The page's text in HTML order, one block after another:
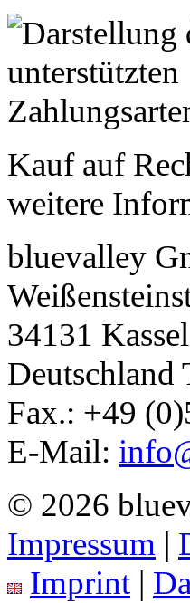
Kauf auf
weitere
bluevalley
34131 Kassel
Deutschland
Fax.: +49
E-Mail:
© 2026
Impressum |
Imprint |